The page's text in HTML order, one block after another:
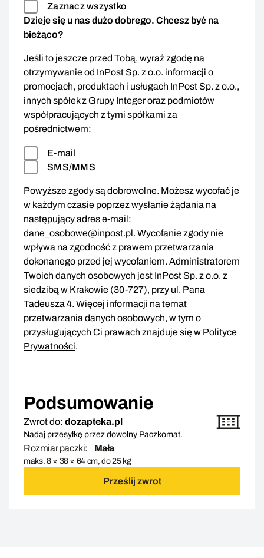
Zaznacz wszystko
Dzieje się u nas dużo dobrego. Chcesz być na
bieżąco?
Jeśli to jeszcze przed Tobą, wyraź zgodę na
otrzymywanie od InPost Sp. z o.o. informacji o
promocjach, produktach i usługach InPost Sp. z o.o.,
innych spółek z Grupy Integer oraz podmiotów
współpracujących z tymi spółkami za
pośrednictwem:
E-mail
SMS/MMS
Powyższe zgody są dobrowolne. Możesz wycofać je
w każdym czasie poprzez wysłanie żądania na
następujący adres e-mail:
dane_osobowe@inpost.pl. Wycofanie zgody nie
wpływa na zgodność z prawem przetwarzania
dokonanego przed jej wycofaniem. Administratorem
Twoich danych osobowych jest InPost Sp. z o.o. z
siedzibą w Krakowie (30-727), przy ul. Pana
Tadeusza 4. Więcej informacji na temat
przetwarzania danych osobowych, w tym o
przysługujących Ci prawach znajduje się w Polityce
Prywatności.
Podsumowanie
Zwrot do: dozapteka.pl
Nadaj przesyłkę przez dowolny Paczkomat.
Rozmiar paczki: Mała
maks. 8 × 38 × 64 cm, do 25 kg
Prześlij zwrot